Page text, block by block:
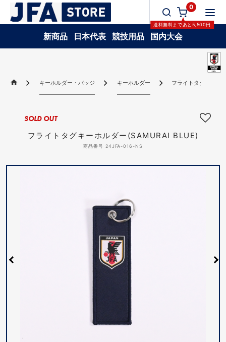
0
送料無料まであと 5,500円
新商品 日本代表 競技用品 国内大会
キーホルダー・バッジ キーホルダー フライトタグキーホ
フライトタグキーホルダー(SAMURAI BLUE)
商品番号 24JFA-016-NS
SOLD OUT